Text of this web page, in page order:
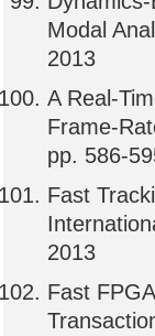
Modal
2013
A Real-
Frame-
pp. 586-
Fast
2013
Fast